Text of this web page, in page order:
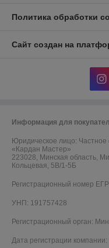
Политика обработки
Сайт создан на
Информация для
Юридическое лицо: Частное
«Кардан Мастер»
223028, Минская область,
Кольцевая, 5В/1-5Б
Регистрационный номер
УНП: 191757428
Регистрационный орган:
Дата регистрации